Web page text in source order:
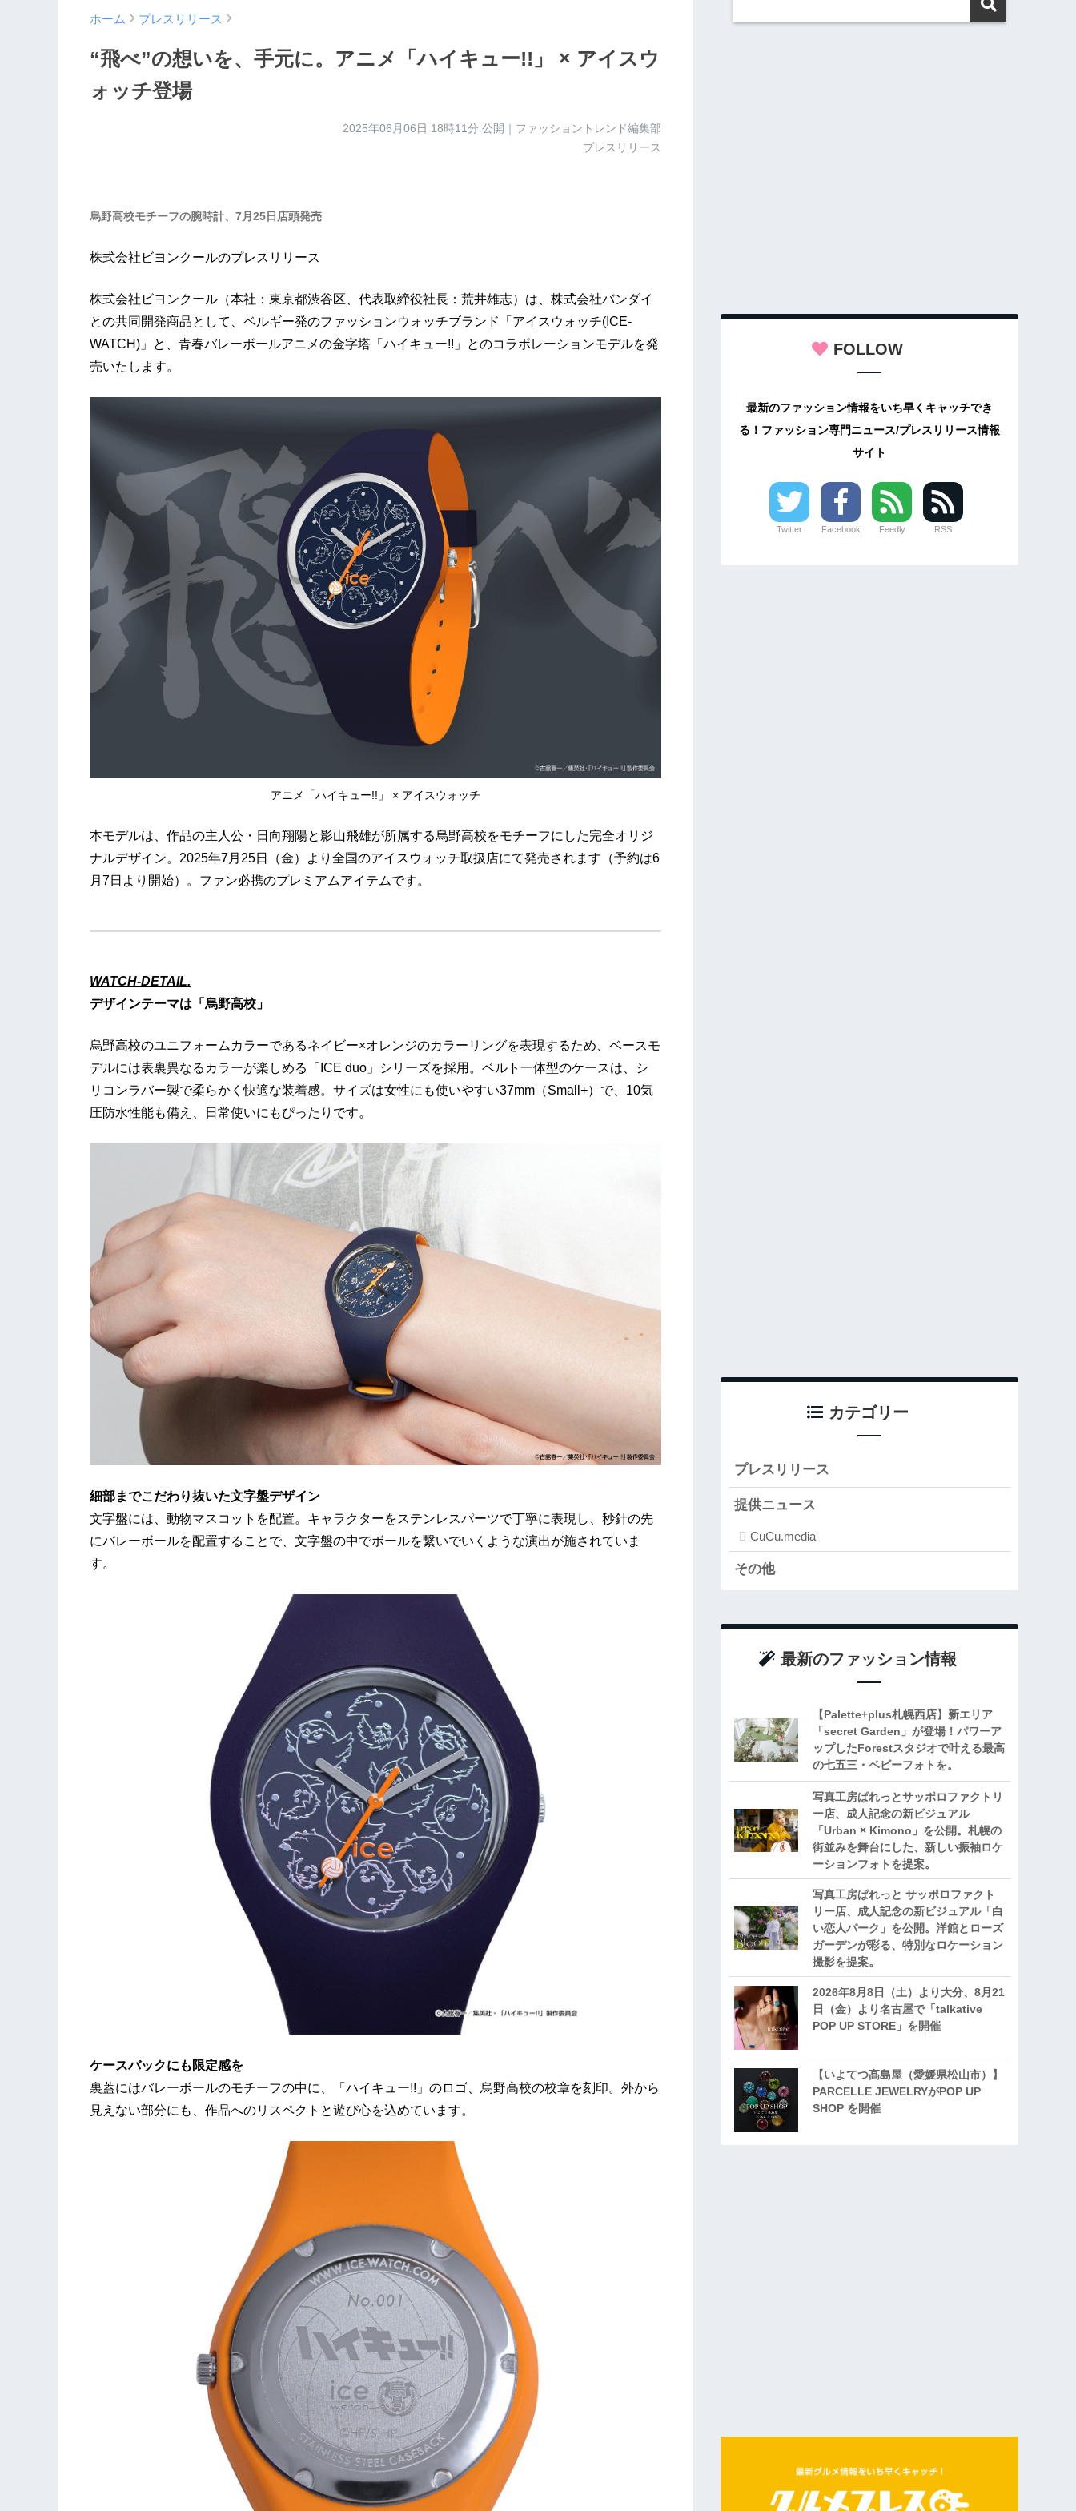
ホーム プレスリリース
“飛べ”の想いを、手元に。アニメ「ハイキュー!!」 × アイスウ
ォッチ登場
2025年06月06日 18時11分 公開｜ファッショントレンド編集部
プレスリリース
烏野高校モチーフの腕時計、7月25日店頭発売
株式会社ビヨンクールのプレスリリース
株式会社ビヨンクール（本社：東京都渋谷区、代表取締役社長：荒井雄志）は、株式会社バンダイ
との共同開発商品として、ベルギー発のファッションウォッチブランド「アイスウォッチ(ICE-
WATCH)」と、青春バレーボールアニメの金字塔「ハイキュー!!」とのコラボレーションモデルを発
売いたします。
アニメ「ハイキュー!!」 × アイスウォッチ
本モデルは、作品の主人公・日向翔陽と影山飛雄が所属する烏野高校をモチーフにした完全オリジ
ナルデザイン。2025年7月25日（金）より全国のアイスウォッチ取扱店にて発売されます（予約は6
月7日より開始）。ファン必携のプレミアムアイテムです。
WATCH-DETAIL.
デザインテーマは「烏野高校」
烏野高校のユニフォームカラーであるネイビー×オレンジのカラーリングを表現するため、ベースモ
デルには表裏異なるカラーが楽しめる「ICE duo」シリーズを採用。ベルト一体型のケースは、シ
リコンラバー製で柔らかく快適な装着感。サイズは女性にも使いやすい37mm（Small+）で、10気
圧防水性能も備え、日常使いにもぴったりです。
細部までこだわり抜いた文字盤デザイン
文字盤には、動物マスコットを配置。キャラクターをステンレスパーツで丁寧に表現し、秒針の先
にバレーボールを配置することで、文字盤の中でボールを繋いでいくような演出が施されていま
す。
ケースバックにも限定感を
裏蓋にはバレーボールのモチーフの中に、「ハイキュー!!」のロゴ、烏野高校の校章を刻印。外から
見えない部分にも、作品へのリスペクトと遊び心を込めています。
FOLLOW
最新のファッション情報をいち早くキャッチでき
る！ファッション専門ニュース/プレスリリース情報
サイト
Twitter Facebook Feedly RSS
カテゴリー
プレスリリース
提供ニュース
CuCu.media
その他
最新のファッション情報
【Palette+plus札幌西店】新エリア
「secret Garden」が登場！パワーア
ップしたForestスタジオで叶える最高
の七五三・ベビーフォトを。
写真工房ぱれっとサッポロファクトリ
ー店、成人記念の新ビジュアル
「Urban × Kimono」を公開。札幌の
街並みを舞台にした、新しい振袖ロケ
ーションフォトを提案。
写真工房ぱれっと サッポロファクト
リー店、成人記念の新ビジュアル「白
い恋人パーク」を公開。洋館とローズ
ガーデンが彩る、特別なロケーション
撮影を提案。
2026年8月8日（土）より大分、8月21
日（金）より名古屋で「talkative
POP UP STORE」を開催
【いよてつ髙島屋（愛媛県松山市）】
PARCELLE JEWELRYがPOP UP
SHOP を開催